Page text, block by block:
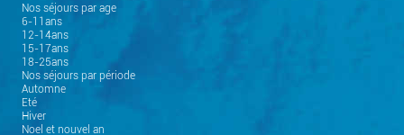
Nos séjours par age
6-11ans
12-14ans
15-17ans
18-25ans
Nos séjours par période
Automne
Eté
Hiver
Noel et nouvel an